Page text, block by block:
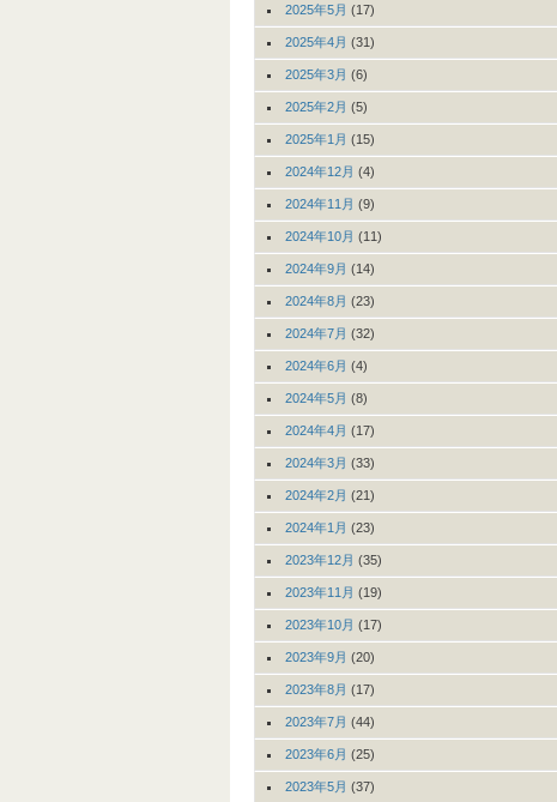
2025年5月 (17)
2025年4月 (31)
2025年3月 (6)
2025年2月 (5)
2025年1月 (15)
2024年12月 (4)
2024年11月 (9)
2024年10月 (11)
2024年9月 (14)
2024年8月 (23)
2024年7月 (32)
2024年6月 (4)
2024年5月 (8)
2024年4月 (17)
2024年3月 (33)
2024年2月 (21)
2024年1月 (23)
2023年12月 (35)
2023年11月 (19)
2023年10月 (17)
2023年9月 (20)
2023年8月 (17)
2023年7月 (44)
2023年6月 (25)
2023年5月 (37)